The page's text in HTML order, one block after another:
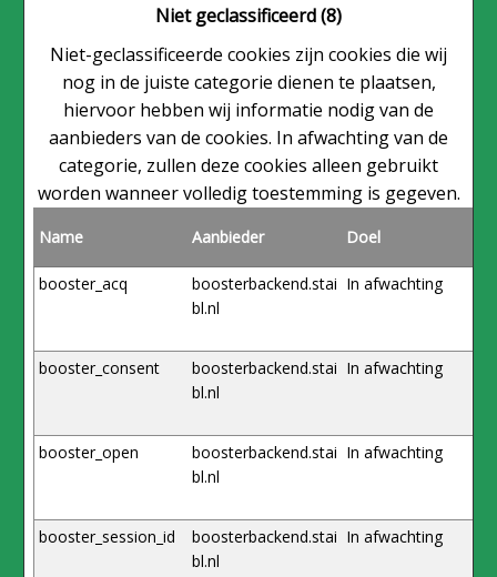
Niet geclassificeerd (8)
Niet-geclassificeerde cookies zijn cookies die wij
nog in de juiste categorie dienen te plaatsen,
hiervoor hebben wij informatie nodig van de
aanbieders van de cookies. In afwachting van de
categorie, zullen deze cookies alleen gebruikt
worden wanneer volledig toestemming is gegeven.
Name Aanbieder Doel
booster_acq
boosterbackend.stai
bl.nl
In afwachting
booster_consent
boosterbackend.stai
bl.nl
In afwachting
booster_open
boosterbackend.stai
bl.nl
In afwachting
booster_session_id
boosterbackend.stai
bl.nl
In afwachting